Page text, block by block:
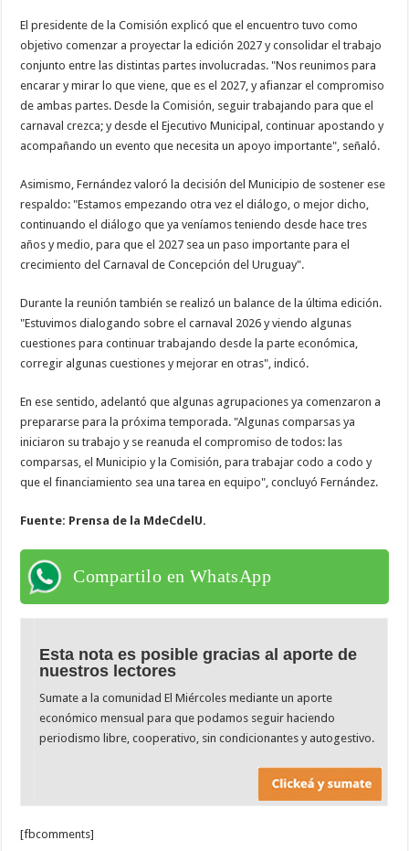
El presidente de la Comisión explicó que el encuentro tuvo como
objetivo comenzar a proyectar la edición 2027 y consolidar el trabajo
conjunto entre las distintas partes involucradas. "Nos reunimos para
encarar y mirar lo que viene, que es el 2027, y afianzar el compromiso
de ambas partes. Desde la Comisión, seguir trabajando para que el
carnaval crezca; y desde el Ejecutivo Municipal, continuar apostando y
acompañando un evento que necesita un apoyo importante", señaló.
Asimismo, Fernández valoró la decisión del Municipio de sostener ese
respaldo: "Estamos empezando otra vez el diálogo, o mejor dicho,
continuando el diálogo que ya veníamos teniendo desde hace tres
años y medio, para que el 2027 sea un paso importante para el
crecimiento del Carnaval de Concepción del Uruguay".
Durante la reunión también se realizó un balance de la última edición.
"Estuvimos dialogando sobre el carnaval 2026 y viendo algunas
cuestiones para continuar trabajando desde la parte económica,
corregir algunas cuestiones y mejorar en otras", indicó.
En ese sentido, adelantó que algunas agrupaciones ya comenzaron a
prepararse para la próxima temporada. "Algunas comparsas ya
iniciaron su trabajo y se reanuda el compromiso de todos: las
comparsas, el Municipio y la Comisión, para trabajar codo a codo y
que el financiamiento sea una tarea en equipo", concluyó Fernández.
Fuente: Prensa de la MdeCdelU.
Compartilo en WhatsApp
Esta nota es posible gracias al aporte de
nuestros lectores
Sumate a la comunidad El Miércoles mediante un aporte
económico mensual para que podamos seguir haciendo
periodismo libre, cooperativo, sin condicionantes y autogestivo.
[fbcomments]